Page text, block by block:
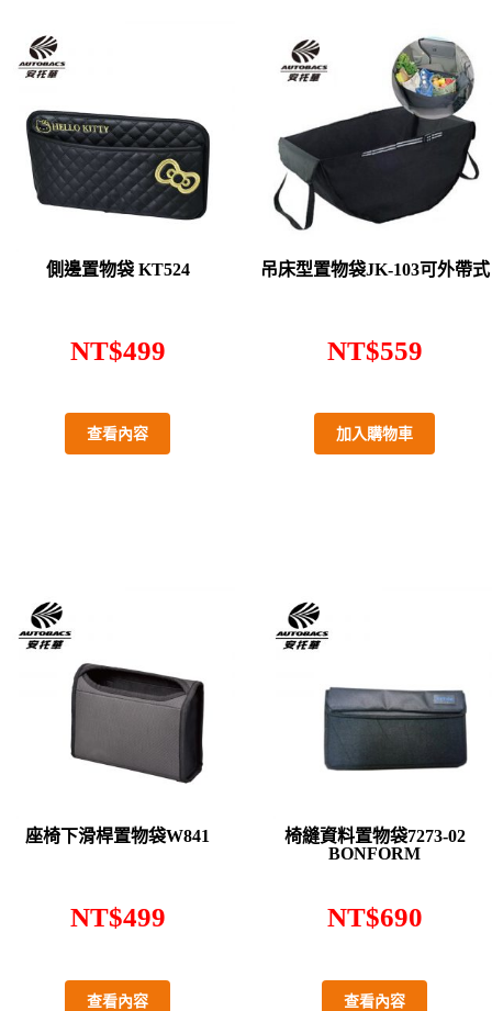
側邊置物袋 KT524
NT$499
查看內容
吊床型置物袋JK-103可外帶式
NT$559
加入購物車
座椅下滑桿置物袋W841
NT$499
查看內容
椅縫資料置物袋7273-02
BONFORM
NT$690
查看內容